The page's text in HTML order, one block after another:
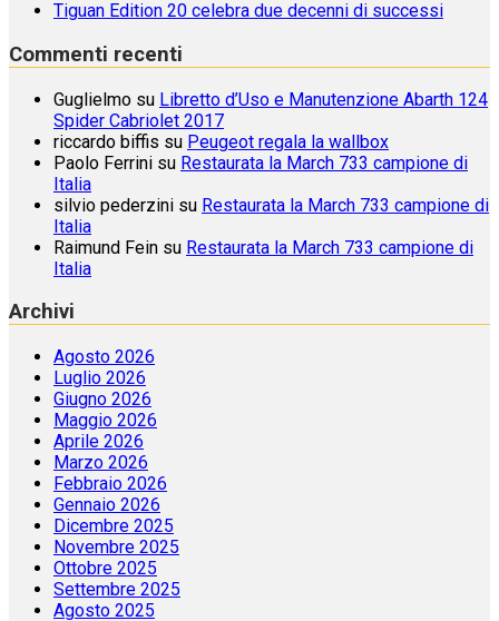
Tiguan Edition 20 celebra due decenni di successi
Commenti recenti
Guglielmo su Libretto d’Uso e Manutenzione Abarth 124
Spider Cabriolet 2017
riccardo biffis su Peugeot regala la wallbox
Paolo Ferrini su Restaurata la March 733 campione di
Italia
silvio pederzini su Restaurata la March 733 campione di
Italia
Raimund Fein su Restaurata la March 733 campione di
Italia
Archivi
Agosto 2026
Luglio 2026
Giugno 2026
Maggio 2026
Aprile 2026
Marzo 2026
Febbraio 2026
Gennaio 2026
Dicembre 2025
Novembre 2025
Ottobre 2025
Settembre 2025
Agosto 2025